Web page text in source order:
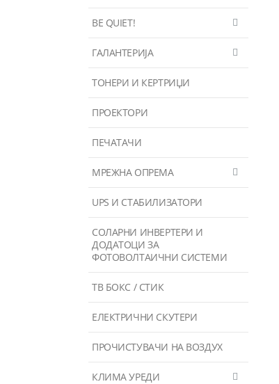
BE QUIET!
ГАЛАНТЕРИЈА
ТОНЕРИ И КЕРТРИЏИ
ПРОЕКТОРИ
ПЕЧАТАЧИ
МРЕЖНА ОПРЕМА
UPS И СТАБИЛИЗАТОРИ
СОЛАРНИ ИНВЕРТЕРИ И
ДОДАТОЦИ ЗА
ФОТОВОЛТАИЧНИ СИСТЕМИ
ТВ БОКС / СТИК
ЕЛЕКТРИЧНИ СКУТЕРИ
ПРОЧИСТУВАЧИ НА ВОЗДУХ
КЛИМА УРЕДИ